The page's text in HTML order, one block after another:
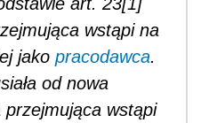
wstąpi na
jako pracodawca.
od nowa
przejmująca wstąpi